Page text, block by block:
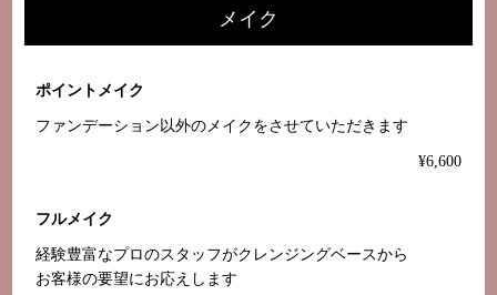
メイク
ポイントメイク
ファンデーション以外のメイクをさせていただきます
¥6,600
フルメイク
経験豊富なプロのスタッフがクレンジングベースから
お客様の要望にお応えします